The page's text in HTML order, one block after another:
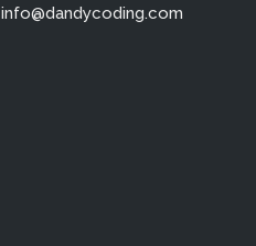
info@dandycoding.com